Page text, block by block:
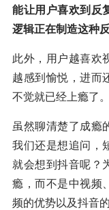
能让用户喜欢到反
逻辑正在制造这种
此外，用户越喜欢
越感到愉悦，进而
不觉就已经上瘾了。
虽然聊清楚了成瘾
我们还是想追问，
就会想到抖音呢？
瘾，而不是中视频
频的优势以及抖音